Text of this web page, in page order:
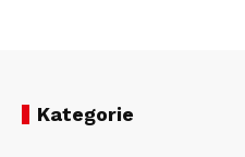
Kategorie